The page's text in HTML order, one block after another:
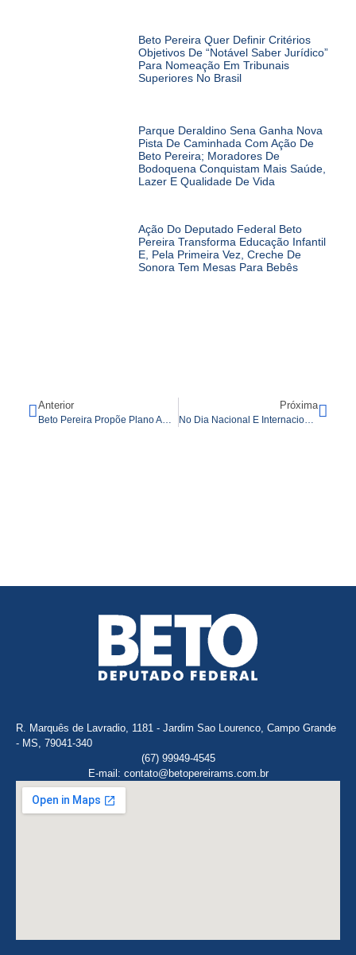
Beto Pereira Quer Definir Critérios
Objetivos De “notável Saber Jurídico”
Para Nomeação Em Tribunais
Superiores No Brasil
Parque Deraldino Sena Ganha Nova
Pista De Caminhada Com Ação De
Beto Pereira; Moradores De
Bodoquena Conquistam Mais Saúde,
Lazer E Qualidade De Vida
Ação Do Deputado Federal Beto
Pereira Transforma Educação Infantil
E, Pela Primeira Vez, Creche De
Sonora Tem Mesas Para Bebês
Anterior
Beto Pereira Propõe Plano Ambicioso Para Revitalizar O Centro De Campo Grande
Próxima
No Dia Nacional E Internacional Da Pessoa Idosa, Beto Pereira Avisa: “Terceira Idade Será Prioridade”
R. Marquês de Lavradio, 1181 - Jardim Sao Lourenco, Campo Grande
- MS, 79041-340
(67) 99949-4545
E-mail: contato@betopereirams.com.br